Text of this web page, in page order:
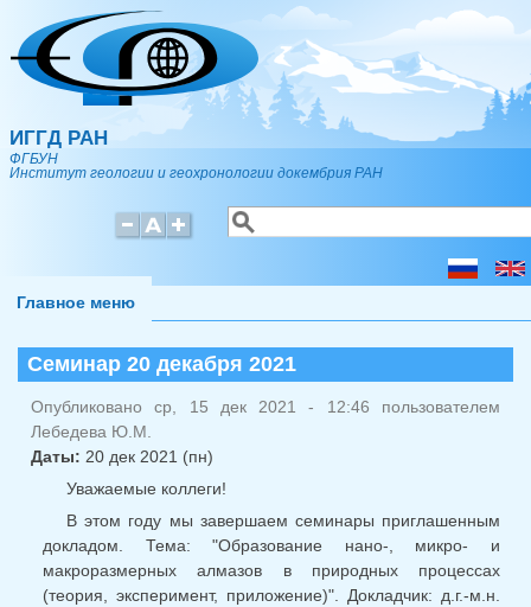
Перейти к основному содержанию
ИГГД РАН
ФГБУН
Институт геологии и геохронологии докембрия РАН
Форма поиска
Поиск
Главное меню
Семинар 20 декабря 2021
Опубликовано ср, 15 дек 2021 - 12:46 пользователем
Лебедева Ю.М.
Даты: 20 дек 2021 (пн)
Уважаемые коллеги!
В этом году мы завершаем семинары приглашенным
докладом. Тема: "Образование нано-, микро- и
макроразмерных алмазов в природных процессах
(теория, эксперимент, приложение)". Докладчик: д.г.-м.н.